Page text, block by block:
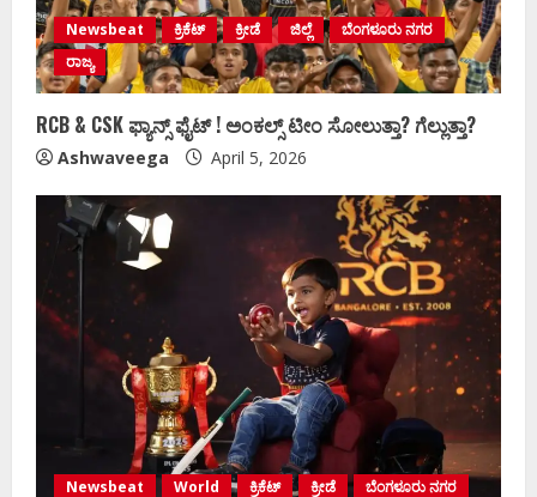
Newsbeat ಕ್ರಿಕೆಟ್ ಕ್ರೀಡೆ ಜಿಲ್ಲೆ
ಬೆಂಗಳೂರು ನಗರ
ರಾಜ್ಯ
RCB & CSK ಫ್ಯಾನ್ಸ್‌ ಫೈಟ್ !‌ ಅಂಕಲ್ಸ್‌ ಟೀಂ ಸೋಲುತ್ತಾ? ಗೆಲ್ಲುತ್ತಾ?
Ashwaveega April 5, 2026
Newsbeat World ಕ್ರಿಕೆಟ್ ಕ್ರೀಡೆ ಬೆಂಗಳೂರು ನಗರ